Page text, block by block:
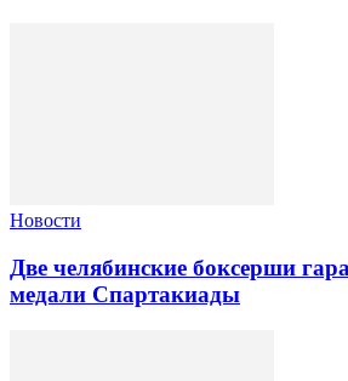
Новости
Две челябинские боксерши
медали Спартакиады